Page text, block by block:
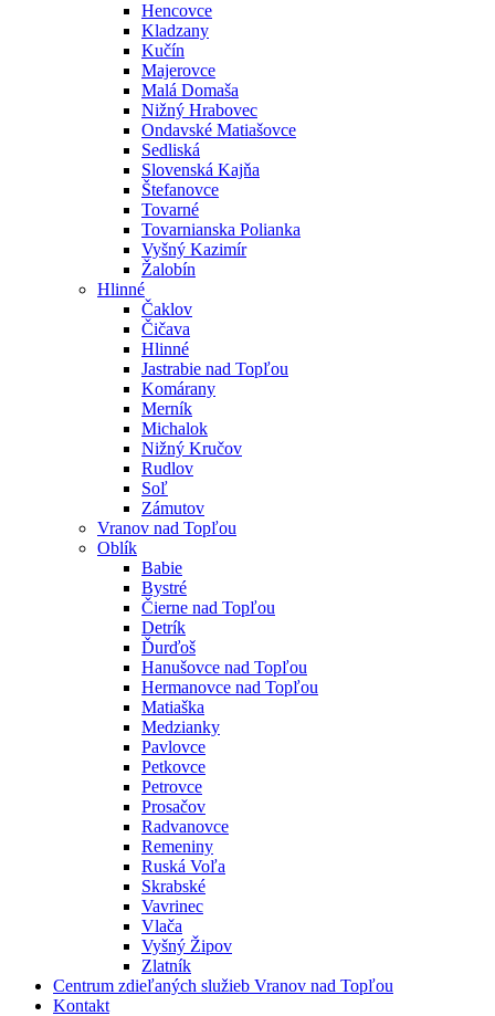
Hencovce
Kladzany
Kučín
Majerovce
Malá Domaša
Nižný Hrabovec
Ondavské Matiašovce
Sedliská
Slovenská Kajňa
Štefanovce
Tovarné
Tovarnianska Polianka
Vyšný Kazimír
Žalobín
Hlinné
Čaklov
Čičava
Hlinné
Jastrabie nad Topľou
Komárany
Merník
Michalok
Nižný Kručov
Rudlov
Soľ
Zámutov
Vranov nad Topľou
Oblík
Babie
Bystré
Čierne nad Topľou
Detrík
Ďurďoš
Hanušovce nad Topľou
Hermanovce nad Topľou
Matiaška
Medzianky
Pavlovce
Petkovce
Petrovce
Prosačov
Radvanovce
Remeniny
Ruská Voľa
Skrabské
Vavrinec
Vlača
Vyšný Žipov
Zlatník
Centrum zdieľaných služieb Vranov nad Topľou
Kontakt